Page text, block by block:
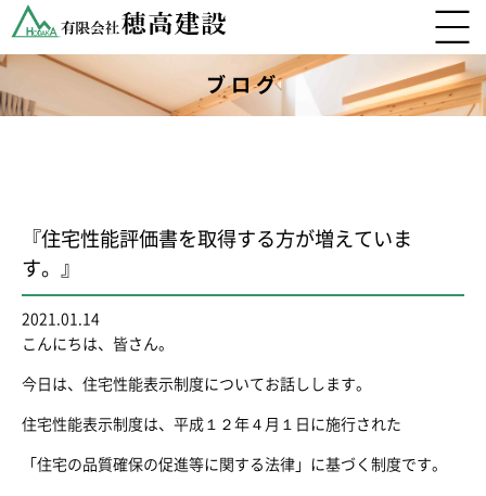
ブログ
『住宅性能評価書を取得する方が増えていま
す。』
2021.01.14
こんにちは、皆さん。
今日は、住宅性能表示制度についてお話しします。
住宅性能表示制度は、平成１２年４月１日に施行された
「住宅の品質確保の促進等に関する法律」に基づく制度です。